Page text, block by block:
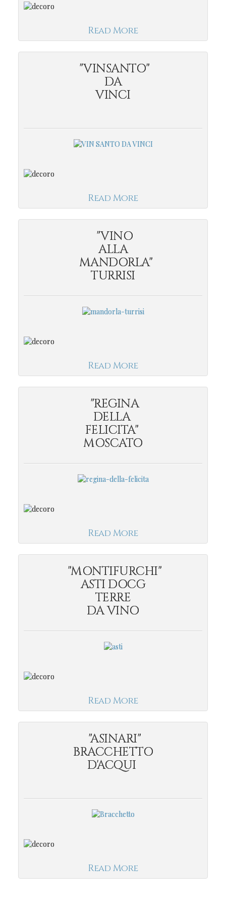
Read More
"VINSANTO"
DA
VINCI
Read More
"VINO
ALLA
MANDORLA"
TURRISI
Read More
"REGINA
DELLA
FELICITA"
MOSCATO
Read More
"MONTIFURCHI"
ASTI DOCG
TERRE
DA VINO
Read More
"ASINARI"
BRACCHETTO
D'ACQUI
Read More